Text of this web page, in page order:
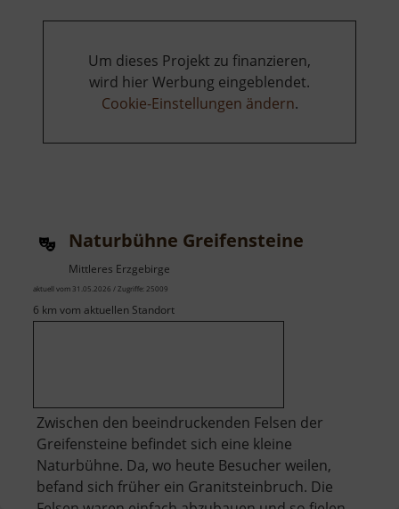
Um dieses Projekt zu finanzieren,
wird hier Werbung eingeblendet.
Cookie-Einstellungen ändern.
Naturbühne Greifensteine
Mittleres Erzgebirge
aktuell vom 31.05.2026 / Zugriffe: 25009
6 km vom aktuellen Standort
Zwischen den beeindruckenden Felsen der
Greifensteine befindet sich eine kleine
Naturbühne. Da, wo heute Besucher weilen,
befand sich früher ein Granitsteinbruch. Die